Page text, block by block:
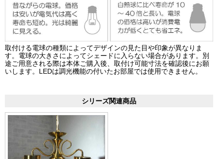
取付ける電球の種類によってデザインの見た目や印象が異なりま
す。電球の大きさによってシェードに入らない場合があります。別
途ご用意される際は本体ご購入後、取付け可能寸法を確認後にお願
いします。LEDは調光機能の付いたお部屋では使用できません。
シリーズ関連商品